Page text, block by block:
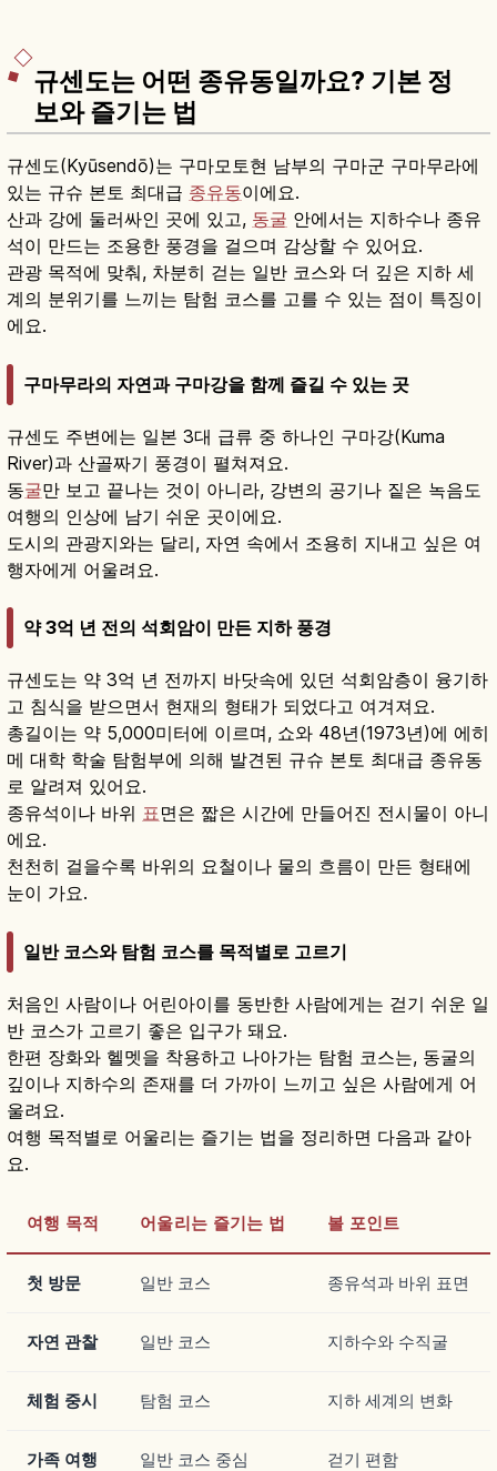
규센도는 어떤 종유동일까요? 기본 정
보와 즐기는 법
규센도(Kyūsendō)는 구마모토현 남부의 구마군 구마무라에
있는 규슈 본토 최대급 종유동이에요.
산과 강에 둘러싸인 곳에 있고, 동굴 안에서는 지하수나 종유
석이 만드는 조용한 풍경을 걸으며 감상할 수 있어요.
관광 목적에 맞춰, 차분히 걷는 일반 코스와 더 깊은 지하 세
계의 분위기를 느끼는 탐험 코스를 고를 수 있는 점이 특징이
에요.
구마무라의 자연과 구마강을 함께 즐길 수 있는 곳
규센도 주변에는 일본 3대 급류 중 하나인 구마강(Kuma
River)과 산골짜기 풍경이 펼쳐져요.
동굴만 보고 끝나는 것이 아니라, 강변의 공기나 짙은 녹음도
여행의 인상에 남기 쉬운 곳이에요.
도시의 관광지와는 달리, 자연 속에서 조용히 지내고 싶은 여
행자에게 어울려요.
약 3억 년 전의 석회암이 만든 지하 풍경
규센도는 약 3억 년 전까지 바닷속에 있던 석회암층이 융기하
고 침식을 받으면서 현재의 형태가 되었다고 여겨져요.
총길이는 약 5,000미터에 이르며, 쇼와 48년(1973년)에 에히
메 대학 학술 탐험부에 의해 발견된 규슈 본토 최대급 종유동
로 알려져 있어요.
종유석이나 바위 표면은 짧은 시간에 만들어진 전시물이 아니
에요.
천천히 걸을수록 바위의 요철이나 물의 흐름이 만든 형태에
눈이 가요.
일반 코스와 탐험 코스를 목적별로 고르기
처음인 사람이나 어린아이를 동반한 사람에게는 걷기 쉬운 일
반 코스가 고르기 좋은 입구가 돼요.
한편 장화와 헬멧을 착용하고 나아가는 탐험 코스는, 동굴의
깊이나 지하수의 존재를 더 가까이 느끼고 싶은 사람에게 어
울려요.
여행 목적별로 어울리는 즐기는 법을 정리하면 다음과 같아
요.
여행 목적 어울리는 즐기는 법 볼 포인트
첫 방문 일반 코스 종유석과 바위 표면
자연 관찰 일반 코스 지하수와 수직굴
체험 중시 탐험 코스 지하 세계의 변화
가족 여행 일반 코스 중심 걷기 편함